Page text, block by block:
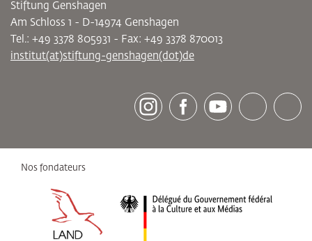
[socialLinksTitle]
Stiftung Genshagen
Am Schloss 1 - D-14974 Genshagen
Tel.: +49 3378 805931 - Fax: +49 3378 870013
institut(at)stiftung-genshagen(dot)de
Nos fondateurs